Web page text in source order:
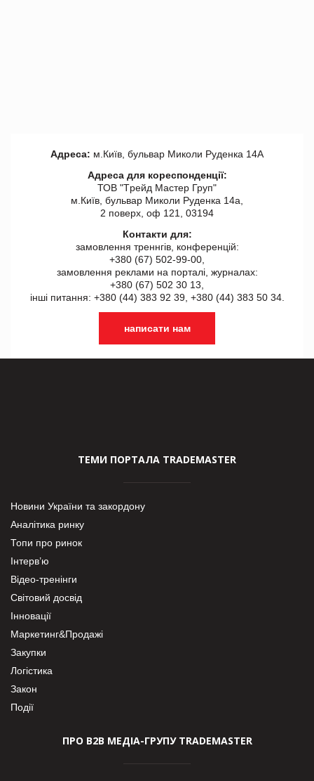
Адреса: м.Київ, бульвар Миколи Руденка 14А
Адреса для кореспонденції:
ТОВ "Tрейд Мастер Груп"
м.Київ, бульвар Миколи Руденка 14а,
2 поверх, оф 121, 03194
Контакти для:
замовлення треннгів, конференцій:
+380 (67) 502-99-00,
замовлення реклами на порталі, журналах:
+380 (67) 502 30 13,
інші питання: +380 (44) 383 92 39, +380 (44) 383 50 34.
написати нам
ТЕМИ ПОРТАЛА TRADEMASTER
Новини України та закордону
Аналітика ринку
Топи про ринок
Інтерв’ю
Відео-тренінги
Світовий досвід
Інновації
Маркетинг&Продажі
Закупки
Логістика
Закон
Події
ПРО В2В МЕДІА-ГРУПУ TRADEMASTER